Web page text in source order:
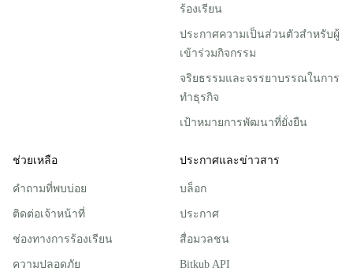
ร้องเรียน
ประกาศความเป็นส่วนตัวสําหรับผู้
เข้าร่วมกิจกรรม
จริยธรรมและจรรยาบรรณในการ
ทำธุรกิจ
เป้าหมายการพัฒนาที่ยั่งยืน
ช่วยเหลือ
คำถามที่พบบ่อย
ติดต่อเจ้าหน้าที่
ช่องทางการร้องเรียน
ความปลอดภัย
ประกาศและข่าวสาร
บล็อก
ประกาศ
สื่อมวลชน
Bitkub API